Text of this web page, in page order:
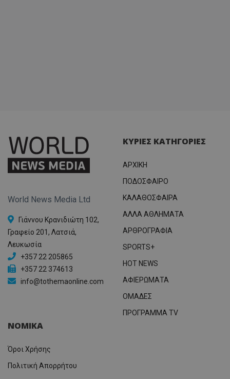
World News Media Ltd
Γιάννου Κρανιδιώτη 102,
Γραφείο 201, Λατσιά,
Λευκωσία
+357 22 205865
+357 22 374613
info@tothemaonline.com
ΚΥΡΙΕΣ ΚΑΤΗΓΟΡΙΕΣ
ΑΡΧΙΚΗ
ΠΟΔΟΣΦΑΙΡΟ
ΚΑΛΑΘΟΣΦΑΙΡΑ
ΑΛΛΑ ΑΘΛΗΜΑΤΑ
ΑΡΘΡΟΓΡΑΦΙΑ
SPORTS+
HOT NEWS
ΑΦΙΕΡΩΜΑΤΑ
ΟΜΑΔΕΣ
ΠΡΟΓΡΑΜΜΑ TV
ΝΟΜΙΚΑ
Όροι Χρήσης
Πολιτική Απορρήτου